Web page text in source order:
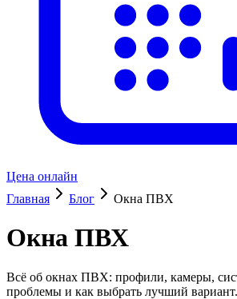
Цена онлайн
Главная
Блог Окна ПВХ
Окна ПВХ
Всё об окнах ПВХ: профили, камеры,
проблемы и как выбрать лучший вариант.